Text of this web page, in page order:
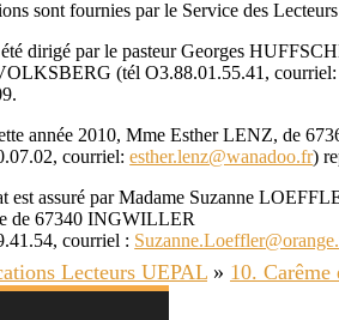
sont fournies par le Service des
dirigé par le pasteur Georges
(tél O3.88.01.55.41, courriel:
année 2010, Mme Esther LENZ, de
courriel:esther.lenz@wanadoo.fr)
est assuré par Madame Suzanne
de 67340 INGWILLER
courriel :
Lecteurs UEPAL » 10. Carême